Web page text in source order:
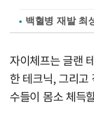
백혈병 재발 최
자이체프는 글랜
한 테크닉, 그리고
수들이 몸소 체득